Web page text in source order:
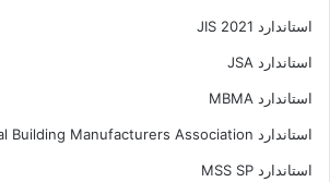
استاندارد JIS 2021
استاندارد JSA
استاندارد MBMA
استاندارد Metal Building Manufacturers Association
استاندارد MSS SP